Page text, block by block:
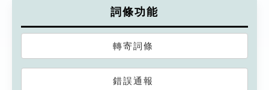
詞條功能
轉寄詞條
錯誤通報